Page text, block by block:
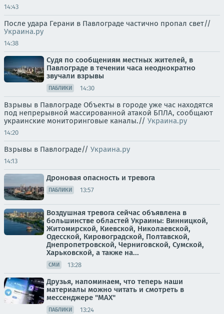
14:43
После удара Герани в Павлограде частично пропал свет//
Украина.ру
14:38
Судя по сообщениям местных жителей, в
Павлограде в течении часа неоднократно
звучали взрывы
ПАБЛИКИ 14:30
Взрывы в Павлограде Объекты в городе уже час находятся
под непрерывной массированной атакой БПЛА, сообщают
украинские мониторинговые каналы.// Украина.ру
14:20
Взрывы в Павлограде// Украина.ру
14:13
Дроновая опасность и тревога
ПАБЛИКИ 13:57
Воздушная тревога сейчас объявлена в
большинстве областей Украины: Винницкой,
Житомирской, Киевской, Николаевской,
Одесской, Кировоградской, Полтавской,
Днепропетровской, Черниговской, Сумской,
Харьковской, а также на...
СМИ 13:28
Друзья, напоминаем, что теперь наши
материалы можно читать и смотреть в
мессенджере "МАХ"
ПАБЛИКИ 13:24